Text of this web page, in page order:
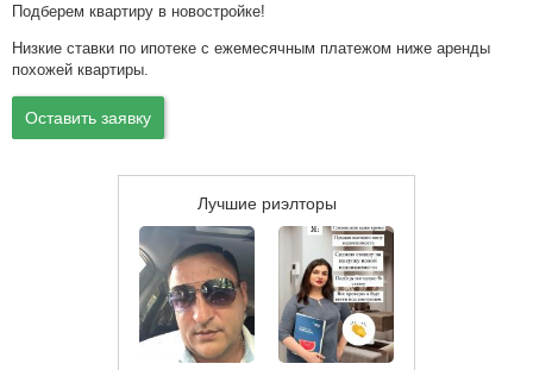
Подберем квартиру в новостройке!
Низкие ставки по ипотеке с ежемесячным платежом ниже аренды
похожей квартиры.
Оставить заявку
Лучшие риэлторы